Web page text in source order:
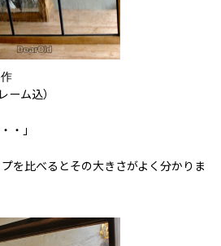
ーム込）
・」
を比べるとその大きさがよく分かりま